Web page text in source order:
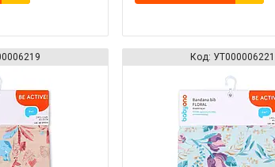
УТ000006221